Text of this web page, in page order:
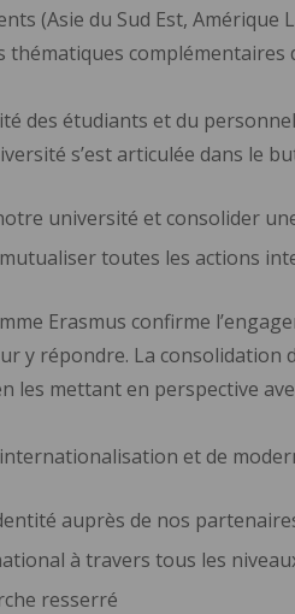
(Asie du Sud Est,
thématiques
des étudiants et du
s’est articulée dans le
université et consolider
toutes les actions
Erasmus confirme
y répondre. La
les mettant en perspective
et de
auprès de nos
à travers tous les
resserré